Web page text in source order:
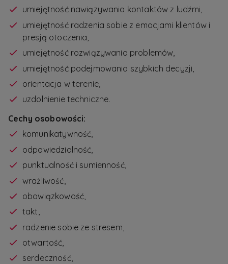
umiejętność nawiązywania kontaktów z ludźmi,
umiejętność radzenia sobie z emocjami klientów i
presją otoczenia,
umiejętność rozwiązywania problemów,
umiejętność podejmowania szybkich decyzji,
orientacja w terenie,
uzdolnienie techniczne.
Cechy osobowości:
komunikatywność,
odpowiedzialność,
punktualność i sumienność,
wrażliwość,
obowiązkowość,
takt,
radzenie sobie ze stresem,
otwartość,
serdeczność,